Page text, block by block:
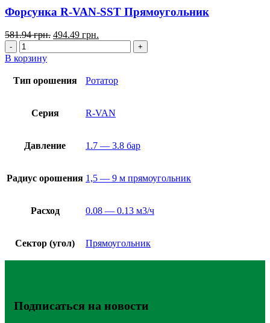
Форсунка R-VAN-SST Прямоугольник
581.94грн. 494.49 грн.
В корзину
Тип орошения Ротатор
Серия R-VAN
Давление 1.7 — 3.8 бар
Радиус орошения 1,5 — 9 м прямоугольник
Расход 0.08 — 0.13 м3/ч
Сектор (угол) Прямоугольник
Подписаться на новости